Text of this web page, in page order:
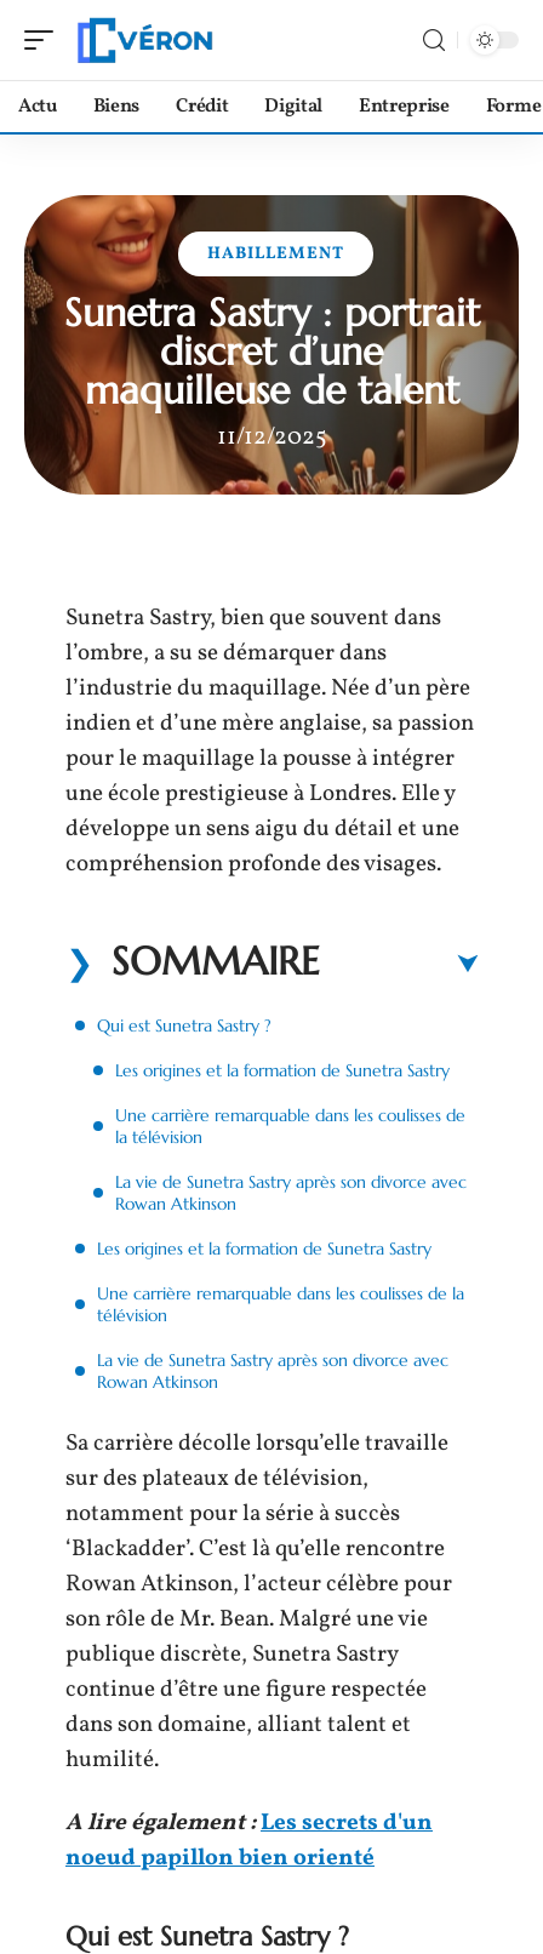
Actu Biens Crédit Digital Entreprise Forme
HABILLEMENT
Sunetra Sastry : portrait
discret d’une
maquilleuse de talent
11/12/2025
Sunetra Sastry, bien que souvent dans
l’ombre, a su se démarquer dans
l’industrie du maquillage. Née d’un père
indien et d’une mère anglaise, sa passion
pour le maquillage la pousse à intégrer
une école prestigieuse à Londres. Elle y
développe un sens aigu du détail et une
compréhension profonde des visages.
SOMMAIRE
Qui est Sunetra Sastry ?
Les origines et la formation de Sunetra Sastry
Une carrière remarquable dans les coulisses de
la télévision
La vie de Sunetra Sastry après son divorce avec
Rowan Atkinson
Les origines et la formation de Sunetra Sastry
Une carrière remarquable dans les coulisses de la
télévision
La vie de Sunetra Sastry après son divorce avec
Rowan Atkinson
Sa carrière décolle lorsqu’elle travaille
sur des plateaux de télévision,
notamment pour la série à succès
‘Blackadder’. C’est là qu’elle rencontre
Rowan Atkinson, l’acteur célèbre pour
son rôle de Mr. Bean. Malgré une vie
publique discrète, Sunetra Sastry
continue d’être une figure respectée
dans son domaine, alliant talent et
humilité.
A lire également :Les secrets d'un
noeud papillon bien orienté
Qui est Sunetra Sastry ?